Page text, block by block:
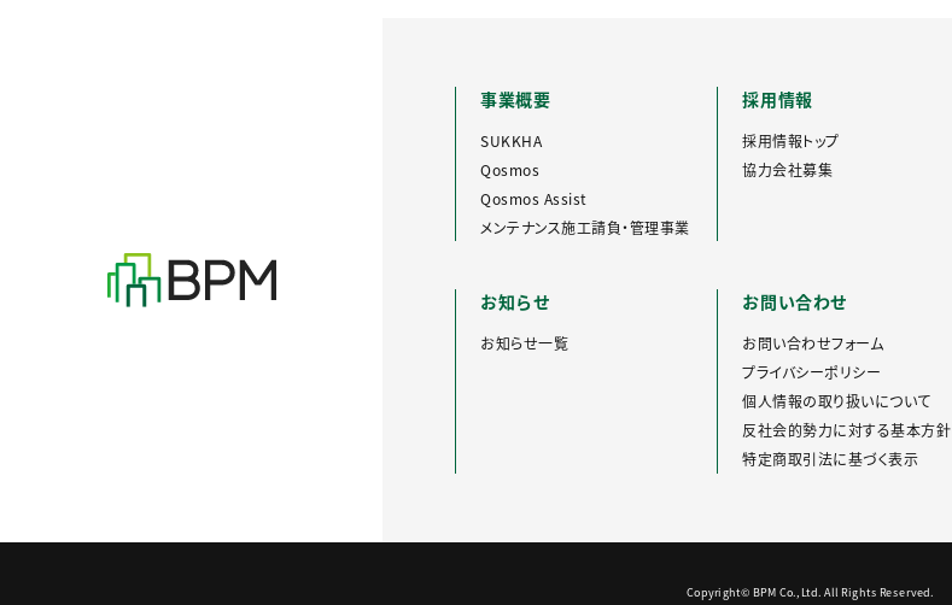
事業概要
SUKKHA
Qosmos
Qosmos Assist
メンテナンス施工請負・管理事業
採用情報
採用情報トップ
協力会社募集
お知らせ
お知らせ一覧
お問い合わせ
お問い合わせフォーム
プライバシーポリシー
個人情報の取り扱いについて
反社会的勢力に対する基本方針
特定商取引法に基づく表示
Copyright© BPM Co.,Ltd. All Rights Reserved.